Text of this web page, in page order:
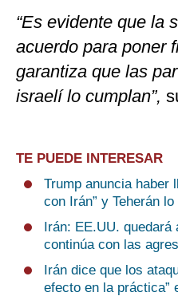
“Es evidente que la
acuerdo para poner
garantiza que las
israelí lo cumplan”,
TE PUEDE INTERESAR
Trump anuncia haber
con Irán” y Teherán lo
Irán: EE.UU.
continúa con las
Irán dice que los
efecto en la práctica”